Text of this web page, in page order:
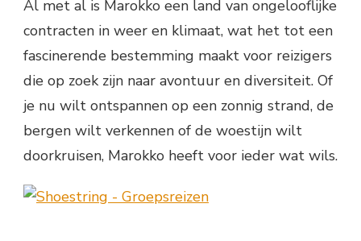
Al met al is Marokko een land van ongelooflijke
contracten in weer en klimaat, wat het tot een
fascinerende bestemming maakt voor reizigers
die op zoek zijn naar avontuur en diversiteit. Of
je nu wilt ontspannen op een zonnig strand, de
bergen wilt verkennen of de woestijn wilt
doorkruisen, Marokko heeft voor ieder wat wils.